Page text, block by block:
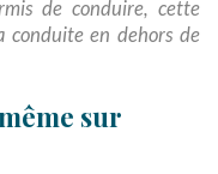
de conduire, cette
conduite en dehors de
sur